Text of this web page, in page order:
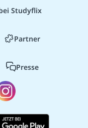
Studyflix
Partner
Presse